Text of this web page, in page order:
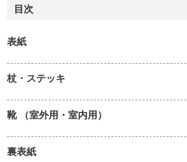
目次
表紙
杖・ステッキ
靴 （室外用・室内用）
裏表紙